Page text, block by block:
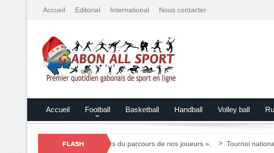
Accueil Editorial International Nous contacter
Accueil Football Basketball Handball Volley ball
FLASH
« Nous sommes fiers du parcours de nos joueurs ». Tournoi national féminin-